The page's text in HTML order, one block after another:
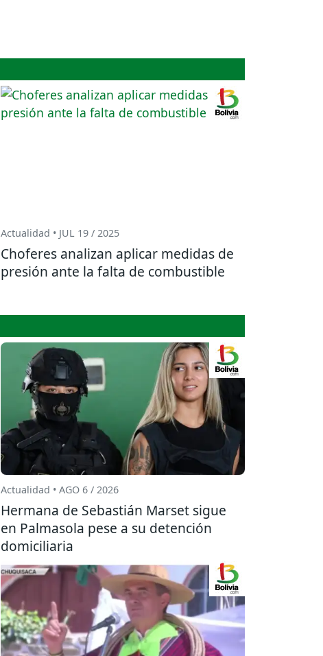
Actualidad • JUL 19 / 2025
Choferes analizan aplicar medidas de
presión ante la falta de combustible
Actualidad • AGO 6 / 2026
Hermana de Sebastián Marset sigue
en Palmasola pese a su detención
domiciliaria